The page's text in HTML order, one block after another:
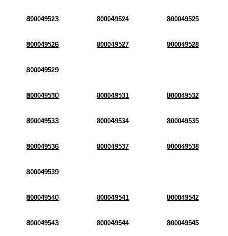
800049523 800049524 800049525
800049526 800049527 800049528
800049529
800049530 800049531 800049532
800049533 800049534 800049535
800049536 800049537 800049538
800049539
800049540 800049541 800049542
800049543 800049544 800049545